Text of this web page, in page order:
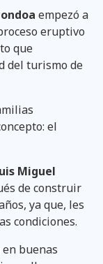
empezó a
eruptivo
que
del turismo de
el
Miguel
de construir
ya que, les
condiciones.
buenas